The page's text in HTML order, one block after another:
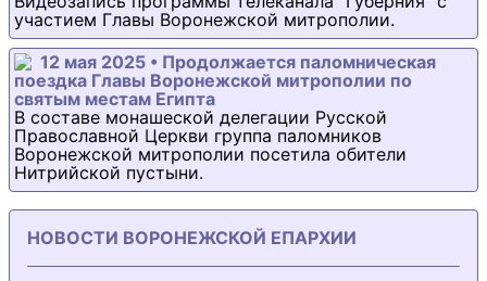
участием Главы Воронежской митрополии.
12 мая 2025 • Продолжается паломническая
поездка Главы Воронежской митрополии по
святым местам Египта
В составе монашеской делегации Русской
Православной Церкви группа паломников
Воронежской митрополии посетила обители
Нитрийской пустыни.
НОВОСТИ ВОРОНЕЖСКОЙ ЕПАРХИИ